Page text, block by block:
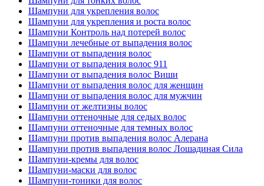
Шампуни для укрепления волос
Шампуни для укрепления и роста волос
Шампуни Контроль над потерей волос
Шампуни лечебные от выпадения волос
Шампуни от выпадения волос
Шампуни от выпадения волос 911
Шампуни от выпадения волос Виши
Шампуни от выпадения волос для женщин
Шампуни от выпадения волос для мужчин
Шампуни от желтизны волос
Шампуни оттеночные для седых волос
Шампуни оттеночные для темных волос
Шампуни против выпадения волос Алерана
Шампуни против выпадения волос Лошадиная Сила
Шампуни-кремы для волос
Шампуни-маски для волос
Шампуни-тоники для волос